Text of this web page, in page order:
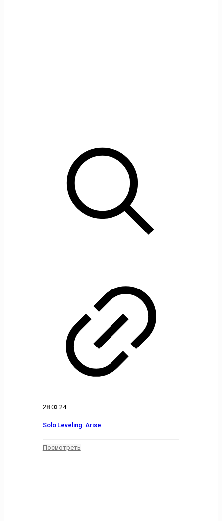
28.03.24
Solo Leveling: Arise
Посмотреть